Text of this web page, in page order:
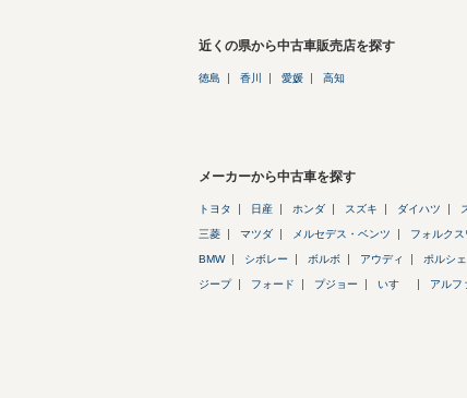
近くの県から中古車販売店を探す
徳島 香川 愛媛 高知
メーカーから中古車を探す
トヨタ 日産 ホンダ スズキ ダイハツ
三菱 マツダ メルセデス・ベンツ フォルク
BMW シボレー ボルボ アウディ ポルシェ
ジープ フォード プジョー いすゞ アルフ